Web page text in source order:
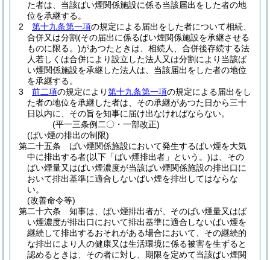
た者は、当該ばい煙関係施設に係る当該届出をした者の地
位を承継する。
2
第十九条第一項の規定による届出をした者について相続、
合併又は分割(その届出に係るばい煙関係施設を承継させる
ものに限る。)があつたときは、相続人、合併後存続する法
人若しくは合併により設立した法人又は分割により当該ば
い煙関係施設を承継した法人は、当該届出をした者の地位
を承継する。
3
前二項の規定により第十九条第一項の規定による届出をし
た者の地位を承継した者は、その承継があつた日から三十
日以内に、その旨を知事に届け出なければならない。
(平一三条例二〇・一部改正)
(ばい煙の排出の制限)
第二十五条
ばい煙関係施設において発生するばい煙を大気
中に排出する者(以下「ばい煙排出者」という。)は、その
ばい煙量又はばい煙濃度が当該ばい煙関係施設の排出口に
おいて排出基準に適合しないばい煙を排出してはならな
い。
(改善命令等)
第二十六条
知事は、ばい煙排出者が、そのばい煙量又はば
い煙濃度が排出口において排出基準に適合しないばい煙を
継続して排出するおそれがある場合において、その継続的
な排出により人の健康又は生活環境に係る被害を生ずると
認めるときは、その者に対し、期限を定めて当該ばい煙関